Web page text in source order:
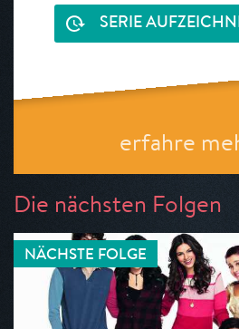
SERIE
erfahre
Die nächsten Folgen
NÄCHSTE FOLGE